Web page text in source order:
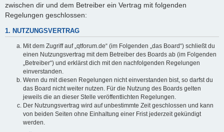
zwischen dir und dem Betreiber ein Vertrag mit folgenden
Regelungen geschlossen:
1. NUTZUNGSVERTRAG
Mit dem Zugriff auf „qtforum.de“ (im Folgenden „das Board“) schließt du
einen Nutzungsvertrag mit dem Betreiber des Boards ab (im Folgenden
„Betreiber“) und erklärst dich mit den nachfolgenden Regelungen
einverstanden.
Wenn du mit diesen Regelungen nicht einverstanden bist, so darfst du
das Board nicht weiter nutzen. Für die Nutzung des Boards gelten
jeweils die an dieser Stelle veröffentlichten Regelungen.
Der Nutzungsvertrag wird auf unbestimmte Zeit geschlossen und kann
von beiden Seiten ohne Einhaltung einer Frist jederzeit gekündigt
werden.